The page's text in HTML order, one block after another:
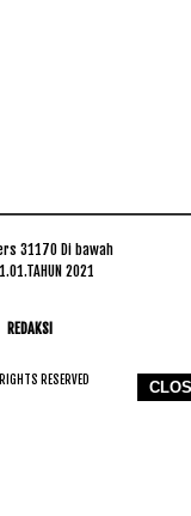
31170 Di bawah
2021
REDAKSI
RESERVED